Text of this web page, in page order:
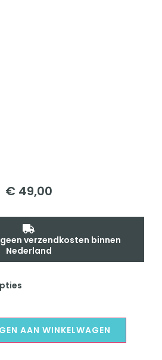
€49,00
verzendkosten binnen
Nederland
AAN WINKELWAGEN